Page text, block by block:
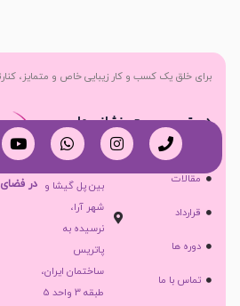
برای خلق یک کسب و کار زیبایی خاص و متمایز،
دسترسی سریع
خدمات
مقالات
قرارداد
دوره ها
تماس با ما
نشانی ما
تهران، بزرگراه
جلال آل احمد،
بین پل گیشا و
شهر آرا،
نرسیده به
پاتریس
ساختمان ایران،
طبقه 3 واحد 5
در فضای